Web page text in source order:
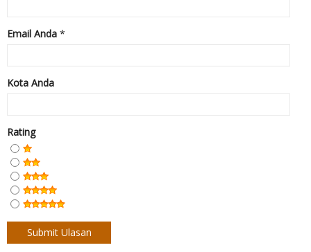
Email Anda *
Kota Anda
Rating